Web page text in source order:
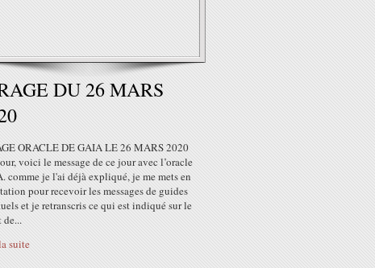
DU 26 MARS
ORACLE DE GAIA LE 26 MARS 2020
voici le message de ce jour avec l’oracle
comme je l'ai déjà expliqué, je me mets en
pour recevoir les messages de guides
et je retranscris ce qui est indiqué sur le
suite